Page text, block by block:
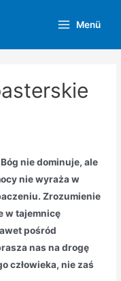
Menü
nie dominuje, ale
nie wyraża w
Zrozumienie
w tajemnicę
pośród
nas na drogę
człowieka, nie zaś